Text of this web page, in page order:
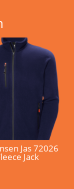
Jas 72026
Jack